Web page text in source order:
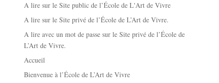
A lire sur le Site public de l’École de L'Art de Vivre
A lire sur le Site privé de l’École de L’Art de Vivre.
A lire avec un mot de passe sur le Site privé de l’École de
L’Art de Vivre.
Accueil
Bienvenue à l’École de L’Art de Vivre